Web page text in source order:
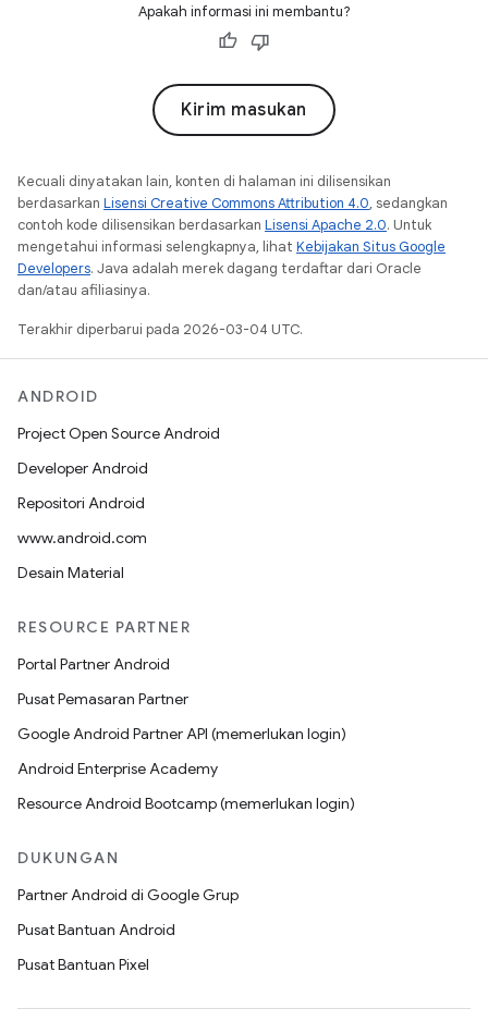
Apakah informasi ini membantu?
Kirim masukan
Kecuali dinyatakan lain, konten di halaman ini dilisensikan
berdasarkan Lisensi Creative Commons Attribution 4.0, sedangkan
contoh kode dilisensikan berdasarkan Lisensi Apache 2.0. Untuk
mengetahui informasi selengkapnya, lihat Kebijakan Situs Google
Developers. Java adalah merek dagang terdaftar dari Oracle
dan/atau afiliasinya.
Terakhir diperbarui pada 2026-03-04 UTC.
ANDROID
Project Open Source Android
Developer Android
Repositori Android
www.android.com
Desain Material
RESOURCE PARTNER
Portal Partner Android
Pusat Pemasaran Partner
Google Android Partner API (memerlukan login)
Android Enterprise Academy
Resource Android Bootcamp (memerlukan login)
DUKUNGAN
Partner Android di Google Grup
Pusat Bantuan Android
Pusat Bantuan Pixel